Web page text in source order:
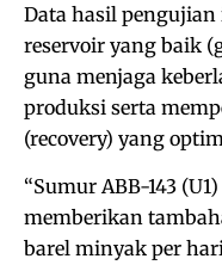
Data hasil
reservoir yang baik
guna menjaga
produksi serta
(recovery) yang
“Sumur ABB-143
memberikan
barel minyak per